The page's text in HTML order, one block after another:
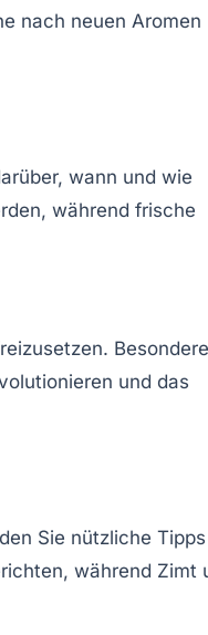
nach neuen Aromen
wann und wie
während frische
Besondere
und das
Sie nützliche Tipps
während Zimt